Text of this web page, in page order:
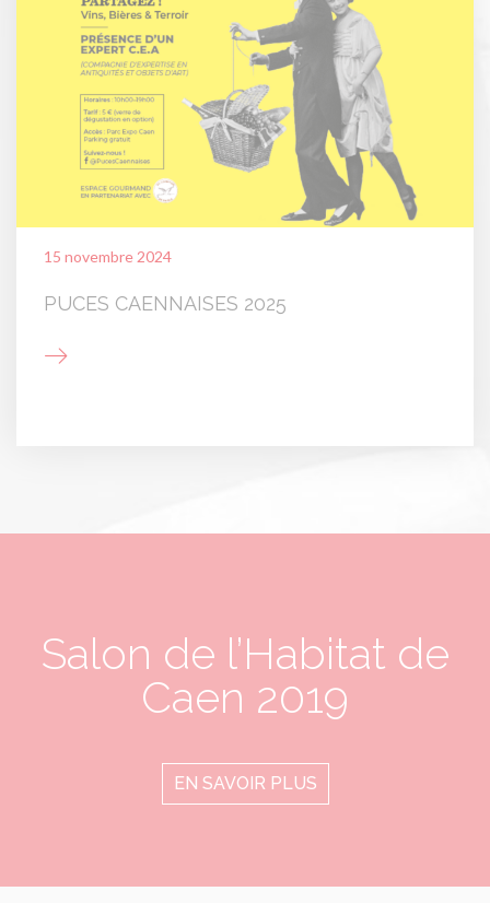
15 novembre 2024
PUCES CAENNAISES 2025
Salon de l’Habitat de
Caen 2019
EN SAVOIR PLUS